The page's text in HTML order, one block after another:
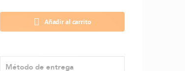
Añadir al carrito
Método de entrega